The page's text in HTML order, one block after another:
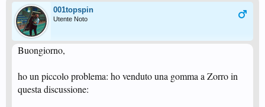
001topspin
Utente Noto
Buongiorno,
ho un piccolo problema: ho venduto una gomma a Zorro in
questa discussione: